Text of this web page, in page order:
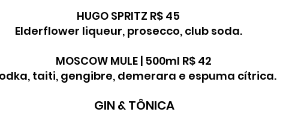
HUGO SPRITZ R$ 45
Elderflower liqueur, prosecco, club soda.
MOSCOW MULE | 500ml R$ 42
taiti, gengibre, demerara e espuma cítrica.
GIN & TÔNICA